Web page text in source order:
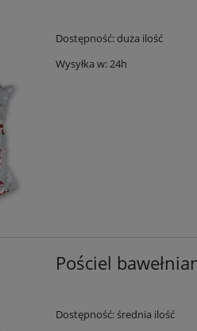
Dostępność:duża ilość
Wysyłka w:24h
Pościel
Dostępność:średnia ilość